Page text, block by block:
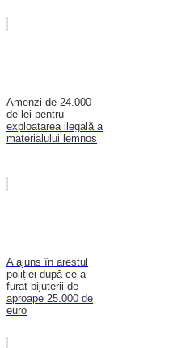
Amenzi de 24.000
de lei pentru
exploatarea ilegală a
materialului lemnos
A ajuns în arestul
poliției după ce a
furat bijuterii de
aproape 25.000 de
euro